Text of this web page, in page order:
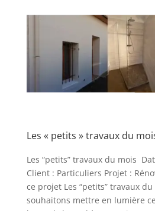
Les « petits » travaux du
Les “petits” travaux du mois
Client : Particuliers Projet :
ce projet Les “petits” travaux
souhaitons mettre en lumière